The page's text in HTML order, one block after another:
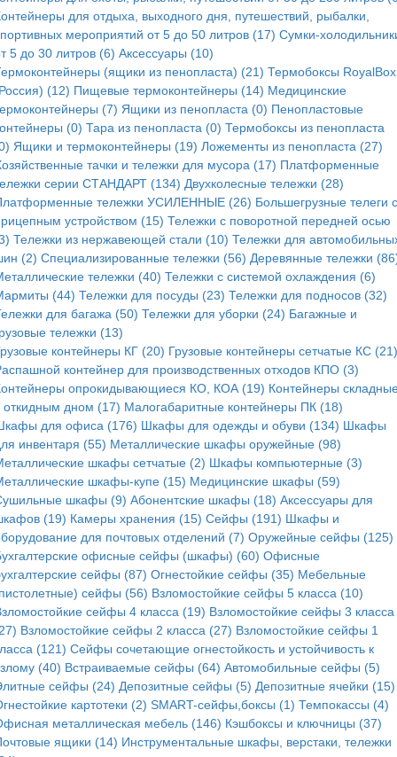
для отдыха, выходного дня, путешествий, рыбалки,
мероприятий от 5 до 50 литров (17) Сумки-
5 до 30 литров (6) Аксессуары (10)
(ящики из пенопласта) (21) Термобоксы RoyalBox
(12) Пищевые термоконтейнеры (14) Медицинские
(7) Ящики из пенопласта (0) Пенопластовые
(0) Тара из пенопласта (0) Термобоксы из пенопласта
Ящики и термоконтейнеры (19) Ложементы из пенопласта (27)
тачки и тележки для мусора (17) Платформенные
серии СТАНДАРТ (134) Двухколесные тележки (28)
тележки УСИЛЕННЫЕ (26) Большегрузные телеги с
устройством (15) Тележки с поворотной передней осью
Тележки из нержавеющей стали (10) Тележки для
(2) Специализированные тележки (56) Деревянные тележки
тележки (40) Тележки с системой охлаждения (6)
(44) Тележки для посуды (23) Тележки для подносов (32)
для багажа (50) Тележки для уборки (24) Багажные и
тележки (13)
контейнеры КГ (20) Грузовые контейнеры сетчатые КС (21)
контейнер для производственных отходов КПО (3)
опрокидывающиеся КО, КОА (19) Контейнеры
откидным дном (17) Малогабаритные контейнеры ПК (18)
для офиса (176) Шкафы для одежды и обуви (134) Шкафы
инвентаря (55) Металлические шкафы оружейные (98)
шкафы сетчатые (2) Шкафы компьютерные (3)
шкафы-купе (15) Медицинские шкафы (59)
шкафы (9) Абонентские шкафы (18) Аксессуары для
(19) Камеры хранения (15) Сейфы (191) Шкафы и
для почтовых отделений (7) Оружейные сейфы (125)
офисные сейфы (шкафы) (60) Офисные
сейфы (87) Огнестойкие сейфы (35) Мебельные
сейфы (56) Взломостойкие сейфы 5 класса (10)
сейфы 4 класса (19) Взломостойкие сейфы 3 класса
Взломостойкие сейфы 2 класса (27) Взломостойкие сейфы 1
(121) Сейфы сочетающие огнестойкость и устойчивость к
(40) Встраиваемые сейфы (64) Автомобильные сейфы (5)
сейфы (24) Депозитные сейфы (5) Депозитные ячейки (15)
картотеки (2) SMART-сейфы,боксы (1) Темпокассы (4)
металлическая мебель (146) Кэшбоксы и ключницы (37)
ящики (14) Инструментальные шкафы, верстаки, тележки